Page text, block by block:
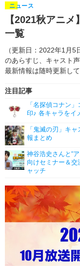
ゲーム
海外イベント
俳優・タレント
アニメ
ゲーム
動画
アニメ！アニメ！
【2021秋アニ
一覧
（更新日：2022年1月
のあらすじ、キャスト
最新情報は随時更新して
ニュース
注目記事
「名探偵コナン
印♪ 各キャラをイ
「鬼滅の刃」キ
報まとめ
神谷浩史さんと“
向けセミナー＆
ャッチ